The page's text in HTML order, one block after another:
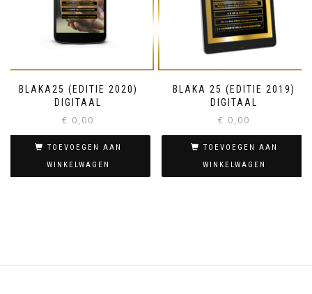
BLAKA25 (EDITIE 2020)
DIGITAAL
€ 0,00
TOEVOEGEN AAN
WINKELWAGEN
BLAKA 25 (EDITIE 2019)
DIGITAAL
€ 0,00
TOEVOEGEN AAN
WINKELWAGEN